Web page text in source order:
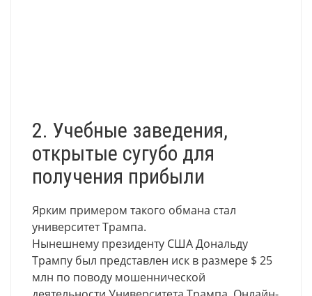
2. Учебные заведения,
открытые сугубо для
получения прибыли
Ярким примером такого обмана стал
университет Трампа.
Нынешнему президенту США Дональду
Трампу был представлен иск в размере $ 25
млн по поводу мошеннической